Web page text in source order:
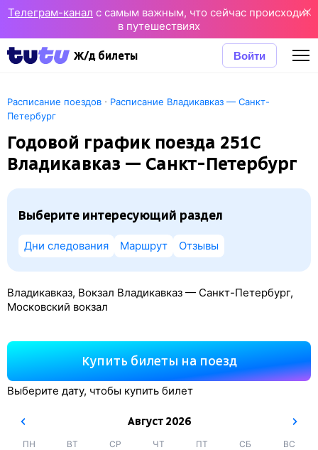
Телеграм-канал с самым важным, что сейчас происходит
в путешествиях
Ж/д билеты Войти
Расписание поездов · Расписание Владикавказ — Санкт-
Петербург
Годовой график поезда 251С
Владикавказ — Санкт-Петербург
Выберите интересующий раздел
Дни следования Маршрут Отзывы
Владикавказ, Вокзал Владикавказ — Санкт-Петербург,
Московский вокзал
Купить билеты на поезд
Выберите дату, чтобы купить билет
Август2026
ПН ВТ СР ЧТ ПТ СБ ВС